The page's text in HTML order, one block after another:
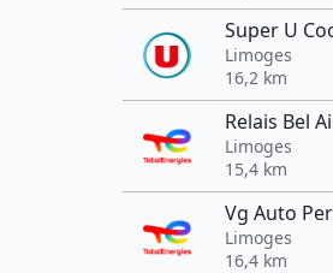
Super U
Limoges
16,2 km
Relais Bel
Limoges
15,4 km
Vg Auto
Limoges
16,4 km